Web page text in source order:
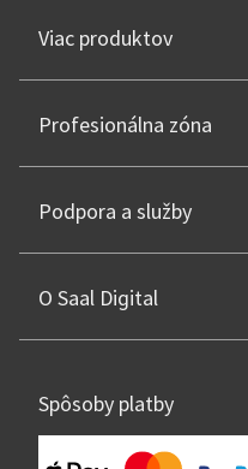
Viac produktov
Profesionálna zóna
Podpora a služby
O Saal Digital
Spôsoby platby